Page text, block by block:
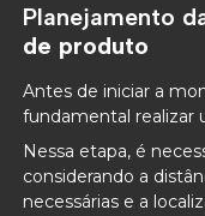
Planejamento
de produto
Antes de iniciar a
fundamental realizar
Nessa etapa, é
considerando a
necessárias e a